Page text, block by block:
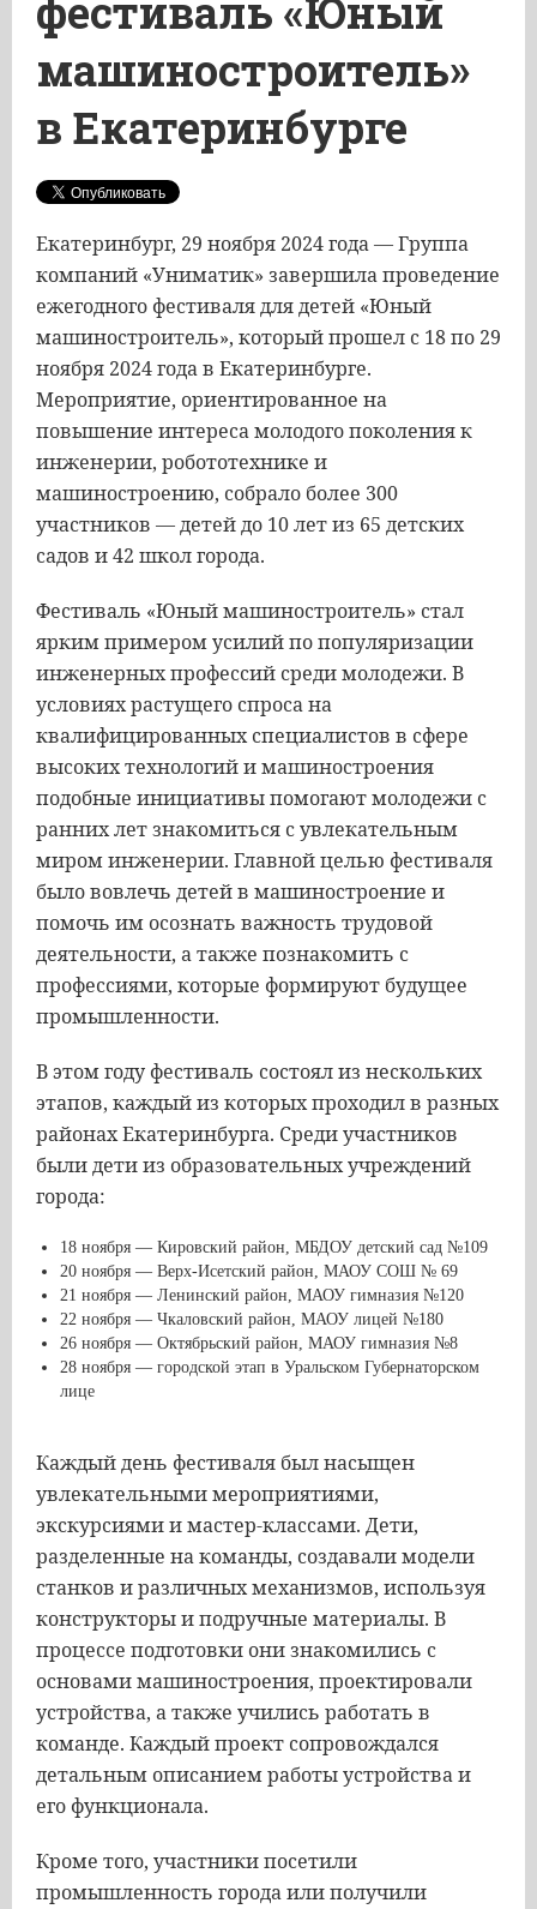
фестиваль «Юный
машиностроитель»
в Екатеринбурге
Екатеринбург, 29 ноября 2024 года — Группа
компаний «Униматик» завершила проведение
ежегодного фестиваля для детей «Юный
машиностроитель», который прошел с 18 по 29
ноября 2024 года в Екатеринбурге.
Мероприятие, ориентированное на
повышение интереса молодого поколения к
инженерии, робототехнике и
машиностроению, собрало более 300
участников — детей до 10 лет из 65 детских
садов и 42 школ города.
Фестиваль «Юный машиностроитель» стал
ярким примером усилий по популяризации
инженерных профессий среди молодежи. В
условиях растущего спроса на
квалифицированных специалистов в сфере
высоких технологий и машиностроения
подобные инициативы помогают молодежи с
ранних лет знакомиться с увлекательным
миром инженерии. Главной целью фестиваля
было вовлечь детей в машиностроение и
помочь им осознать важность трудовой
деятельности, а также познакомить с
профессиями, которые формируют будущее
промышленности.
В этом году фестиваль состоял из нескольких
этапов, каждый из которых проходил в разных
районах Екатеринбурга. Среди участников
были дети из образовательных учреждений
города:
18 ноября — Кировский район, МБДОУ детский сад №109
20 ноября — Верх-Исетский район, МАОУ СОШ № 69
21 ноября — Ленинский район, МАОУ гимназия №120
22 ноября — Чкаловский район, МАОУ лицей №180
26 ноября — Октябрьский район, МАОУ гимназия №8
28 ноября — городской этап в Уральском Губернаторском
лице
Каждый день фестиваля был насыщен
увлекательными мероприятиями,
экскурсиями и мастер-классами. Дети,
разделенные на команды, создавали модели
станков и различных механизмов, используя
конструкторы и подручные материалы. В
процессе подготовки они знакомились с
основами машиностроения, проектировали
устройства, а также учились работать в
команде. Каждый проект сопровождался
детальным описанием работы устройства и
его функционала.
Кроме того, участники посетили
промышленность города или получили